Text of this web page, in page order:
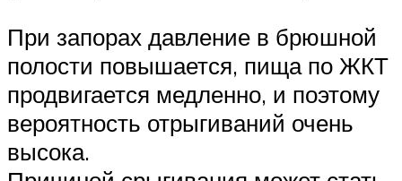
При запорах давление в брюшной
полости повышается, пища по ЖКТ
продвигается медленно, и поэтому
вероятность отрыгиваний очень
высока.